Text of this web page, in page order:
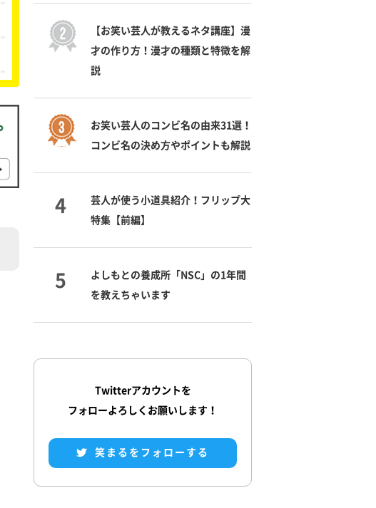
【お笑い芸人が教えるネタ講座】漫
才の作り方！漫才の種類と特徴を解
説
お笑い芸人のコンビ名の由来31選！
コンビ名の決め方やポイントも解説
芸人が使う小道具紹介！フリップ大
特集【前編】
よしもとの養成所「NSC」の1年間
を教えちゃいます
Twitterアカウントを
フォローよろしくお願いします！
笑まるをフォローする